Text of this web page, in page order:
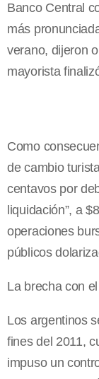
Banco Central
más
verano, dijeron
mayorista
Como
de cambio
centavos por
liquidación”, a
operaciones
públicos
La brecha con
Los argentinos
fines del 2011,
impuso un